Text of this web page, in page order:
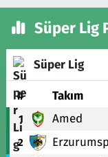
Süper Lig
Süper Lig
# Takım
1 Amed
2